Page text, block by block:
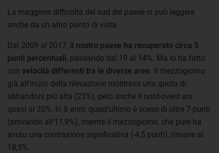
La maggiore difficoltà del sud del paese si può leggere
anche da un altro punto di vista.
Dal 2009 al 2017, il nostro paese ha recuperato circa 5
punti percentuali, passando dal 19 al 14%. Ma lo ha fatto
con velocità differenti tra le diverse aree . Il mezzogiorno
già all'inizio della rilevazione mostrava una quota di
abbandoni più alta (23%), però anche il nord-ovest era
quasi al 20%. In 8 anni, quest'ultimo è sceso di oltre 7 punti
(arrivando all'11,9%), mentre il mezzogiorno, che pure ha
avuto una contrazione significativa (-4,5 punti), rimane al
18,5%.